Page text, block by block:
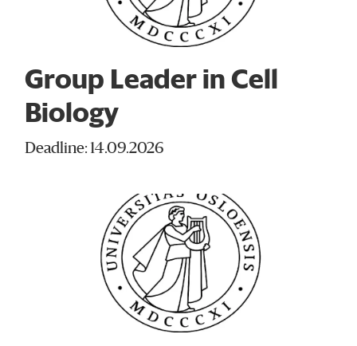
Group Leader in Cell
Biology
Deadline: 14.09.2026